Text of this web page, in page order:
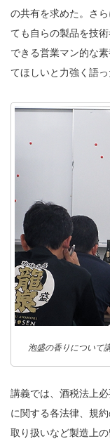
の共有を求めた。さ
ても自らの製品を技
できる営業マン的な
てほしいと力強く語っ
泡盛の香りについて
講義では、酒税法上
に関する各法律、規
取り扱いなど製造上